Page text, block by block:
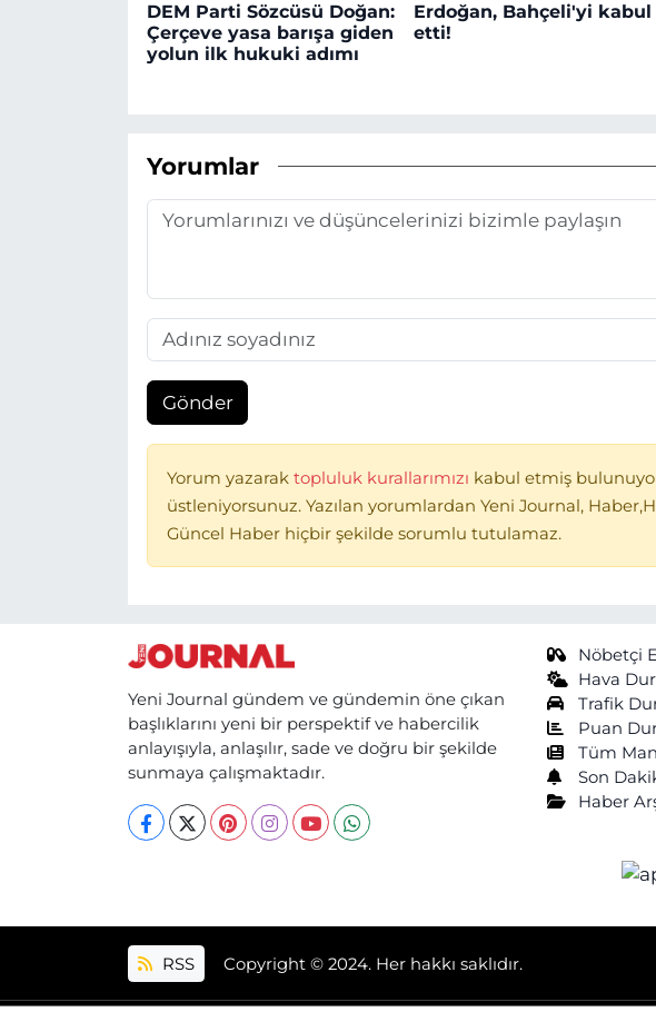
DEM Parti Sözcüsü Doğan:
Çerçeve yasa barışa giden
yolun ilk hukuki adımı
Erdoğan, Bahçeli'yi kabul
etti!
Yorumlar
Gönder
Yorum yazarak topluluk kurallarımızı kabul etmiş
üstleniyorsunuz. Yazılan yorumlardan Yeni Journal,
Güncel Haber hiçbir şekilde sorumlu tutulamaz.
Yeni Journal gündem ve gündemin öne çıkan
başlıklarını yeni bir perspektif ve habercilik
anlayışıyla, anlaşılır, sade ve doğru bir şekilde
sunmaya çalışmaktadır.
Nöbetçi
Hava
Trafik
Puan
Tüm
Son
Haber
RSS Copyright © 2024. Her hakkı saklıdır.